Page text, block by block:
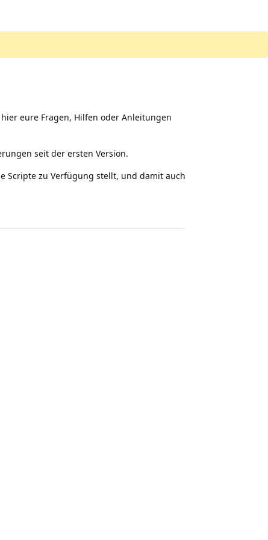
eure Fragen, Hilfen oder Anleitungen
seit der ersten Version.
Scripte zu Verfügung stellt, und damit auch